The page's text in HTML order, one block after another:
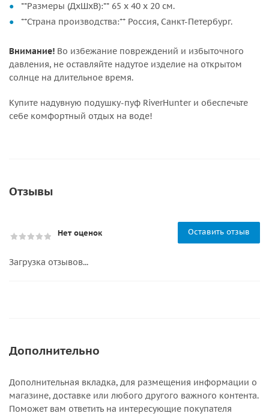
**Размеры (ДхШхВ):** 65 х 40 х 20 см.
**Страна производства:** Россия, Санкт-Петербург.
Внимание! Во избежание повреждений и избыточного
давления, не оставляйте надутое изделие на открытом
солнце на длительное время.
Купите надувную подушку-пуф RiverHunter и обеспечьте
себе комфортный отдых на воде!
Отзывы
Нет оценок Оставить отзыв
Загрузка отзывов...
Дополнительно
Дополнительная вкладка, для размещения информации о
магазине, доставке или любого другого важного контента.
Поможет вам ответить на интересующие покупателя